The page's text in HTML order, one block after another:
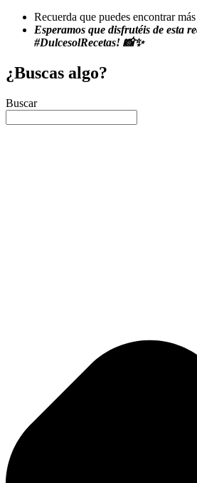
Recuerda que puedes encontrar
Esperamos que disfrutéis de esta
#DulcesolRecetas! 📸✨
¿Buscas algo?
Buscar